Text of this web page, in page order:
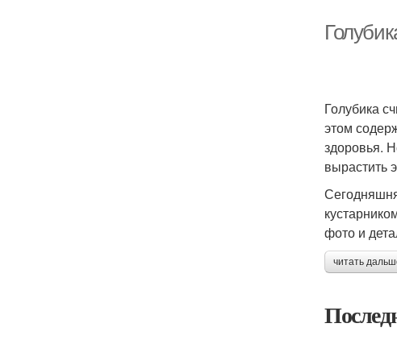
Голубика
этом
здоровья.
вырастить
фото и
читать